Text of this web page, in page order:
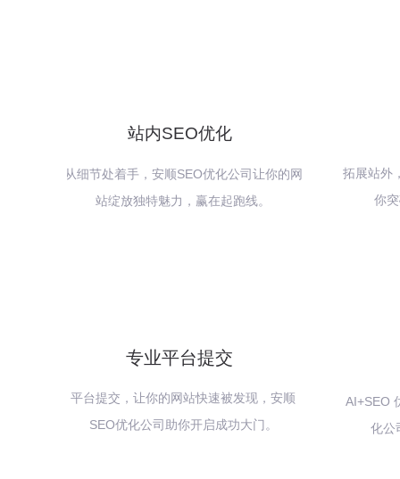
站内SEO优化
从细节处着手，安顺SEO优化公司让你的网
站绽放独特魅力，赢在起跑线。
拓展站外
你
专业平台提交
平台提交，让你的网站快速被发现，安顺
SEO优化公司助你开启成功大门。
AI+SEO
化公